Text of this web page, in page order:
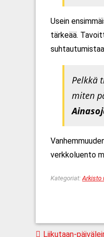
Usein
tärkeää.
Pelkkä
miten
verkkoluento
Kategoriat:Arkisto
Artikkelien
Liikutaan-